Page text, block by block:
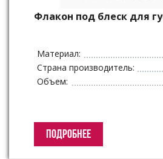
Флакон под блеск для
Материал:
Страна производитель:
Объем:
ПОДРОБНЕЕ